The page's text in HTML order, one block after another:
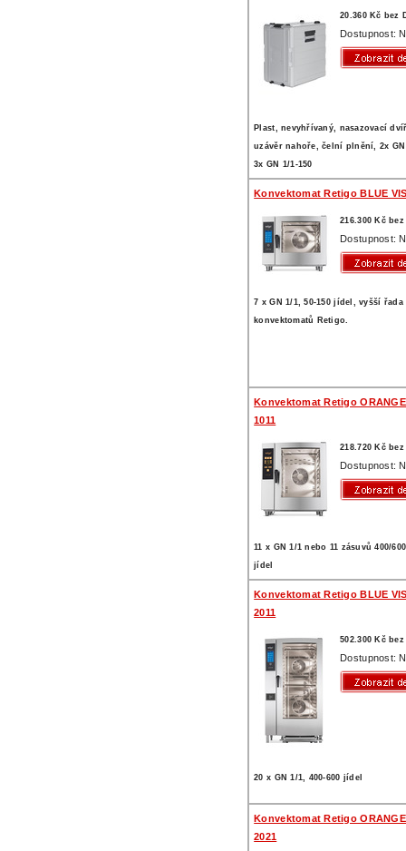
20.360 Kč bez
Dostupnost:
Plast, nevyhřívaný, nasazovací
uzávěr nahoře, čelní plnění, 2x
3x GN 1/1-150
Konvektomat Retigo BLUE
216.300 Kč bez
Dostupnost:
7 x GN 1/1, 50-150 jídel, vyšší řada
konvektomatů Retigo.
Konvektomat Retigo
1011
218.720 Kč bez
Dostupnost:
11 x GN 1/1 nebo 11 zásuvů 400/
jídel
Konvektomat Retigo BLUE
2011
502.300 Kč bez
Dostupnost:
20 x GN 1/1, 400-600 jídel
Konvektomat Retigo
2021